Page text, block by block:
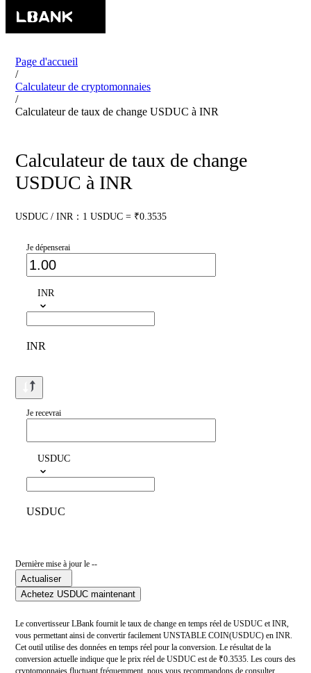
Page d'accueil
/
Calculateur de cryptomonnaies
/
Calculateur de taux de change USDUC à INR
Calculateur de taux de change
USDUC à INR
USDUC / INR：1 USDUC = ₹0.3535
Je dépenserai
INR
INR
Je recevrai
USDUC
USDUC
Dernière mise à jour le --
Actualiser
Achetez USDUC maintenant
Le convertisseur LBank fournit le taux de change en temps réel de USDUC et INR,
vous permettant ainsi de convertir facilement UNSTABLE COIN(USDUC) en INR.
Cet outil utilise des données en temps réel pour la conversion. Le résultat de la
conversion actuelle indique que le prix réel de USDUC est de ₹0.3535. Les cours des